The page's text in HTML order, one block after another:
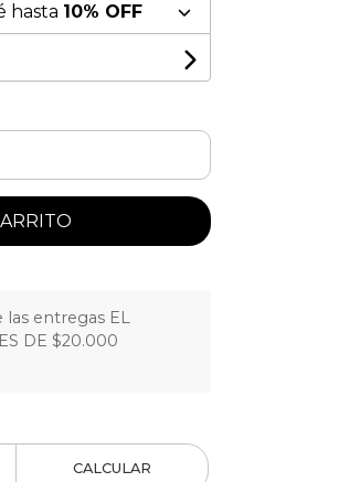
hasta 10% OFF
las entregas EL
DE $20.000
CALCULAR